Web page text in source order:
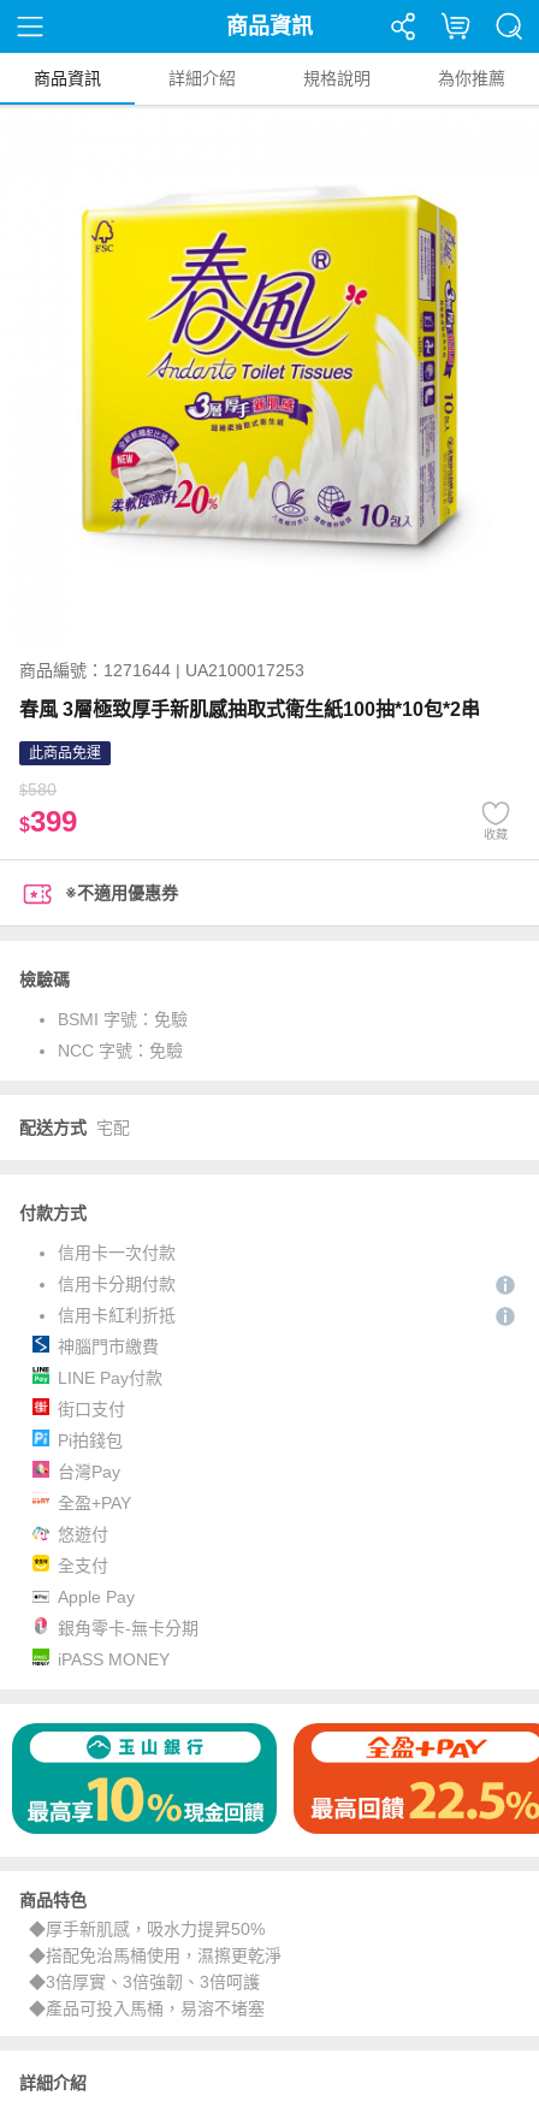
商品資訊
商品資訊 詳細介紹 規格說明 為你推薦
商品編號：1271644 | UA2100017253
春風 3層極致厚手新肌感抽取式衛生紙100抽*10包*2串
此商品免運
$580
$399 收藏
※不適用優惠券
檢驗碼
BSMI 字號： 免驗
NCC 字號： 免驗
配送方式 宅配
付款方式
信用卡一次付款
信用卡分期付款
信用卡紅利折抵
神腦門市繳費
LINE Pay付款
街口支付
Pi拍錢包
台灣Pay
全盈+PAY
悠遊付
全支付
Apple Pay
銀角零卡-無卡分期
iPASS MONEY
商品特色
◆厚手新肌感，吸水力提昇50%
◆搭配免治馬桶使用，濕擦更乾淨
◆3倍厚實、3倍強韌、3倍呵護
◆產品可投入馬桶，易溶不堵塞
詳細介紹